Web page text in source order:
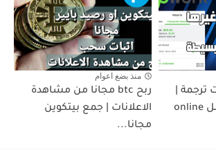
ترجمة |
افضل موقع للعمل online
منذ بضع اعوام
ربح btc مجانا من مشاهدة
الاعلانات | جمع بيتكوين
مجانا...